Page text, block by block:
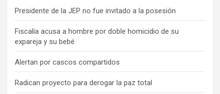
Presidente de la JEP no fue invitado a la posesión
Fiscalía acusa a hombre por doble homicidio de su
expareja y su bebé
Alertan por cascos compartidos
Radican proyecto para derogar la paz total